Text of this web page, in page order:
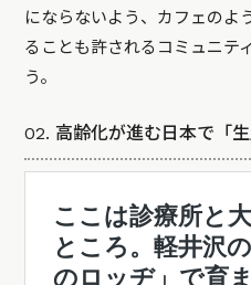
にならないよう、カフェのよ
ることも許されるコミュニテ
う。
02. 高齢化が進む日本で「